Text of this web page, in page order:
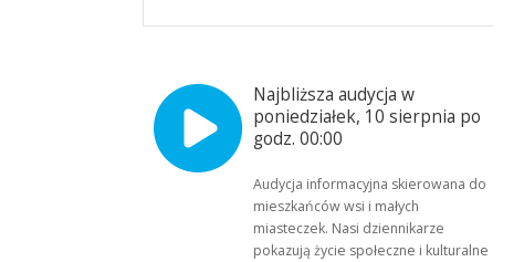
Najbliższa audycja w
poniedziałek, 10 sierpnia po
godz. 00:00
Audycja informacyjna skierowana do
mieszkańców wsi i małych
miasteczek. Nasi dziennikarze
pokazują życie społeczne i kulturalne